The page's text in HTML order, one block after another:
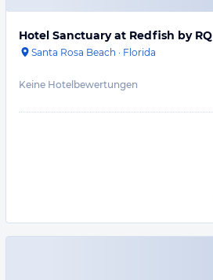
Hotel Sanctuary at Redfish by RQ
Santa Rosa Beach · Florida
Keine Hotelbewertungen